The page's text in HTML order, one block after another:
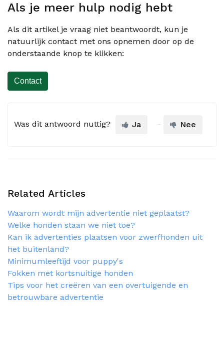
Als je meer hulp nodig hebt
Als dit artikel je vraag niet beantwoordt, kun je
natuurlijk contact met ons opnemen door op de
onderstaande knop te klikken:
Contact
Was dit antwoord nuttig? Ja Nee
Related Articles
Waarom wordt mijn advertentie niet geplaatst?
Welke honden staan we niet toe?
Kan ik advertenties plaatsen voor zwerfhonden uit
het buitenland?
Minimumleeftijd voor puppy's
Fokken met kortsnuitige honden
Tips voor het creëren van een overtuigende en
betrouwbare advertentie